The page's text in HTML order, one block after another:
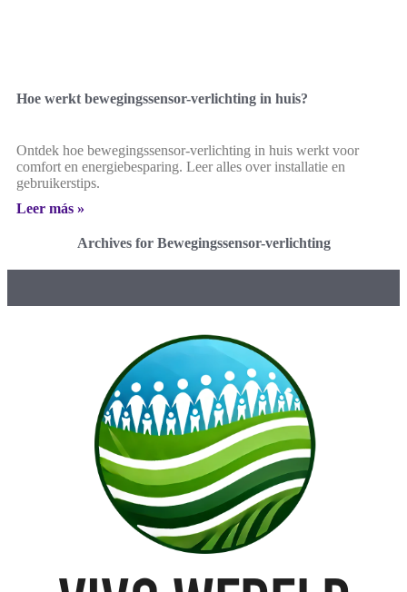
Hoe werkt bewegingssensor-verlichting in huis?
Ontdek hoe bewegingssensor-verlichting in huis werkt voor
comfort en energiebesparing. Leer alles over installatie en
gebruikerstips.
Leer más »
Archives for Bewegingssensor-verlichting